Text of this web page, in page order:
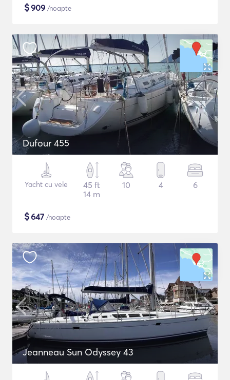
$909 /noapte
Dufour 455
Yacht cu vele
45 ft
14 m
10 4 6
$647 /noapte
Jeanneau Sun Odyssey 43